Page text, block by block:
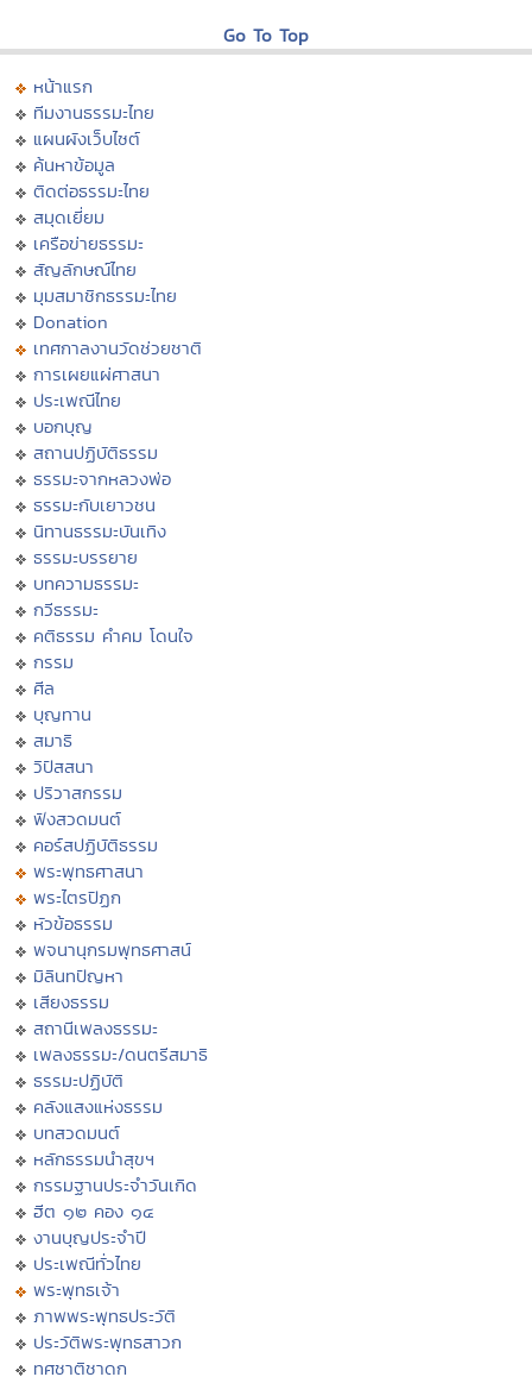
Go To Top
หน้าแรก
ทีมงานธรรมะไทย
แผนผังเว็บไซต์
ค้นหาข้อมูล
ติดต่อธรรมะไทย
สมุดเยี่ยม
เครือข่ายธรรมะ
สัญลักษณ์ไทย
มุมสมาชิกธรรมะไทย
Donation
เทศกาลงานวัดช่วยชาติ
การเผยแผ่ศาสนา
ประเพณีไทย
บอกบุญ
สถานปฏิบัติธรรม
ธรรมะจากหลวงพ่อ
ธรรมะกับเยาวชน
นิทานธรรมะบันเทิง
ธรรมะบรรยาย
บทความธรรมะ
กวีธรรมะ
คติธรรม คำคม โดนใจ
กรรม
ศีล
บุญทาน
สมาธิ
วิปัสสนา
ปริวาสกรรม
ฟังสวดมนต์
คอร์สปฏิบัติธรรม
พระพุทธศาสนา
พระไตรปิฏก
หัวข้อธรรม
พจนานุกรมพุทธศาสน์
มิลินทปัญหา
เสียงธรรม
สถานีเพลงธรรมะ
เพลงธรรมะ/ดนตรีสมาธิ
ธรรมะปฏิบัติ
คลังแสงแห่งธรรม
บทสวดมนต์
หลักธรรมนำสุขฯ
กรรมฐานประจำวันเกิด
ฮีต ๑๒ คอง ๑๔
งานบุญประจำปี
ประเพณีทั่วไทย
พระพุทธเจ้า
ภาพพระพุทธประวัติ
ประวัติพระพุทธสาวก
ทศชาติชาดก